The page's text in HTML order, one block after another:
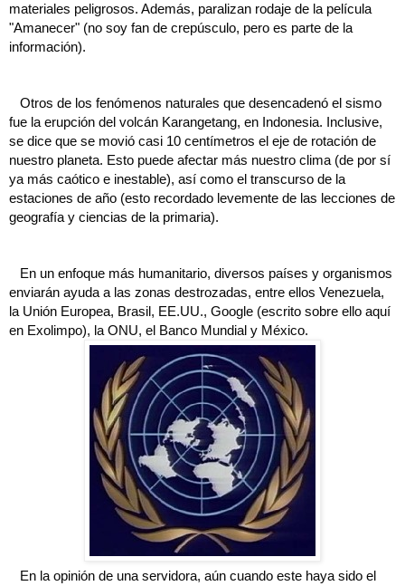
materiales peligrosos. Además, paralizan rodaje de la película
"Amanecer" (no soy fan de crepúsculo, pero es parte de la
información).
Otros de los fenómenos naturales que desencadenó el sismo
fue la erupción del volcán Karangetang, en Indonesia. Inclusive,
se dice que se movió casi 10 centímetros el eje de rotación de
nuestro planeta. Esto puede afectar más nuestro clima (de por sí
ya más caótico e inestable), así como el transcurso de la
estaciones de año (esto recordado levemente de las lecciones de
geografía y ciencias de la primaria).
En un enfoque más humanitario, diversos países y organismos
enviarán ayuda a las zonas destrozadas, entre ellos Venezuela,
la Unión Europea, Brasil, EE.UU., Google (escrito sobre ello aquí
en Exolimpo), la ONU, el Banco Mundial y México.
En la opinión de una servidora, aún cuando este haya sido el